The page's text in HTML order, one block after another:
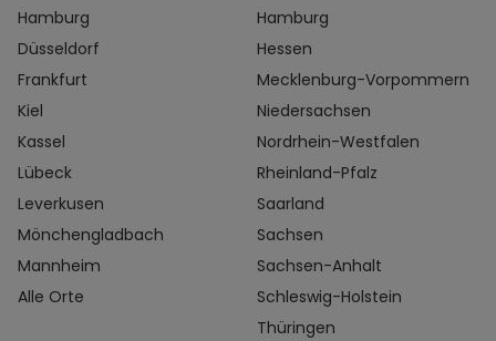
Hamburg
Düsseldorf
Frankfurt
Kiel
Kassel
Lübeck
Leverkusen
Mönchengladbach
Mannheim
Alle Orte
Hamburg
Hessen
Mecklenburg-Vorpommern
Niedersachsen
Nordrhein-Westfalen
Rheinland-Pfalz
Saarland
Sachsen
Sachsen-Anhalt
Schleswig-Holstein
Thüringen